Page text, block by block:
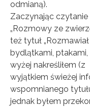
odmianą).
Zaczynając czytanie
„Rozmowy ze
też tytuł
bydlątkami, ptakami,
wyżej nakreśliłem (z
wyjątkiem świeżej
wspomnianego
jednak byłem